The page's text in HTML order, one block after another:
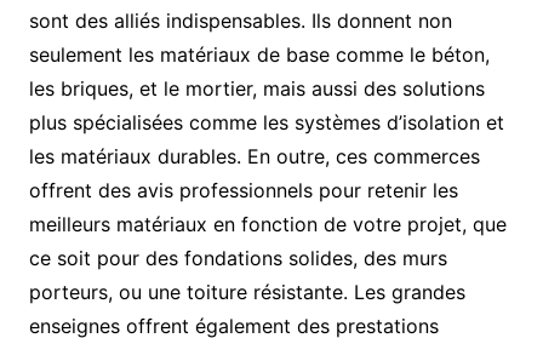
sont des alliés indispensables. Ils donnent non
seulement les matériaux de base comme le béton,
les briques, et le mortier, mais aussi des solutions
plus spécialisées comme les systèmes d’isolation et
les matériaux durables. En outre, ces commerces
offrent des avis professionnels pour retenir les
meilleurs matériaux en fonction de votre projet, que
ce soit pour des fondations solides, des murs
porteurs, ou une toiture résistante. Les grandes
enseignes offrent également des prestations